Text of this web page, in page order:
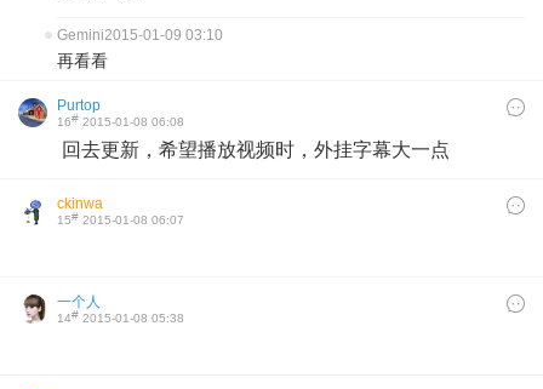
Gemini2015-01-09 03:10
再看看
Purtop
16# 2015-01-08 06:08
回去更新，希望播放视频时，外挂字幕大一点
ckinwa
15# 2015-01-08 06:07
一个人
14# 2015-01-08 05:38